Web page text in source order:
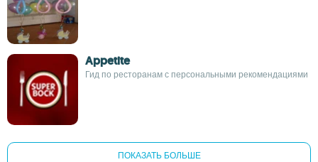
Appetite
Гид по ресторанам с персональными рекомендациями
ПОКАЗАТЬ БОЛЬШЕ